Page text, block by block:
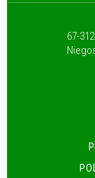
67-